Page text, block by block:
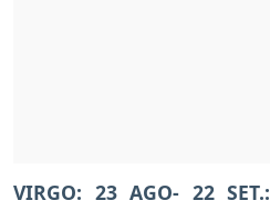
VIRGO: 23 AGO- 22 SET.: